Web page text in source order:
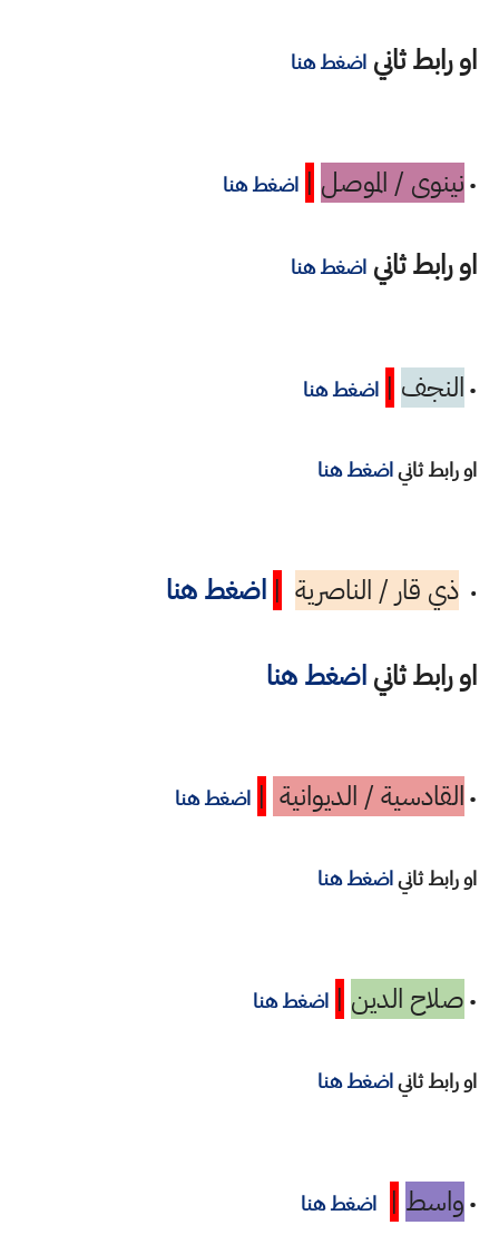
او رابط ثاني اضغط هنا
• نينوى / الموصل | اضغط هنا
او رابط ثاني اضغط هنا
• النجف | اضغط هنا
او رابط ثانياضغط هنا
• ذي قار / الناصرية | اضغط هنا
او رابط ثانياضغط هنا
• القادسية / الديوانية | اضغط هنا
او رابط ثانياضغط هنا
• صلاح الدين | اضغط هنا
او رابط ثانياضغط هنا
• واسط | اضغط هنا